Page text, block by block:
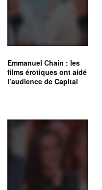
Emmanuel Chain : les
films érotiques ont aidé
l’audience de Capital